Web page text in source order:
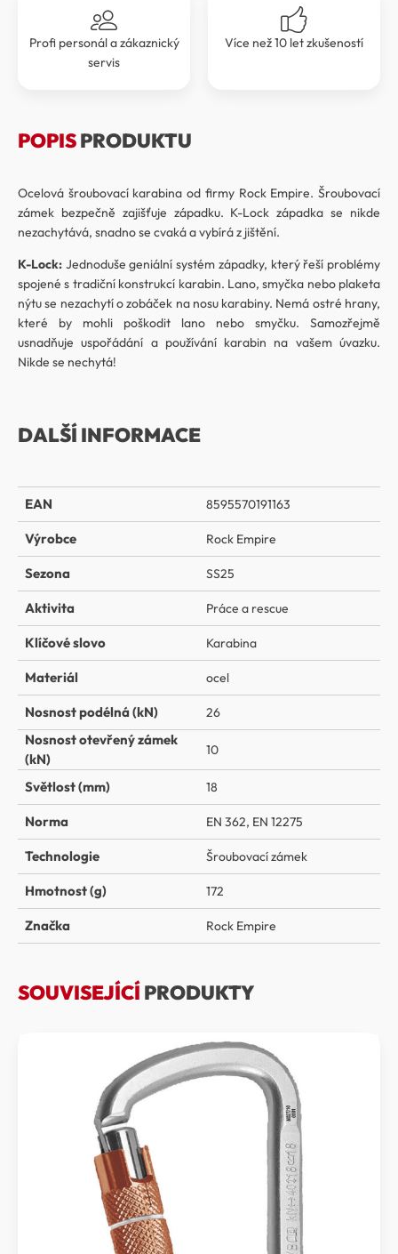
Profi personál a zákaznický
servis
Více než 10 let zkušeností
POPISPRODUKTU
Ocelová šroubovací karabina od firmy Rock Empire. Šroubovací
zámek bezpečně zajišťuje západku. K-Lock západka se nikde
nezachytává, snadno se cvaká a vybírá z jištění.
K-Lock: Jednoduše geniální systém západky, který řeší problémy
spojené s tradiční konstrukcí karabin. Lano, smyčka nebo plaketa
nýtu se nezachytí o zobáček na nosu karabiny. Nemá ostré hrany,
které by mohli poškodit lano nebo smyčku. Samozřejmě
usnadňuje uspořádání a používání karabin na vašem úvazku.
Nikde se nechytá!
DALŠÍ INFORMACE
EAN 8595570191163
Výrobce Rock Empire
Sezona SS25
Aktivita Práce a rescue
Klíčové slovo Karabina
Materiál ocel
Nosnost podélná (kN) 26
Nosnost otevřený zámek
(kN)
10
Světlost (mm) 18
Norma EN 362, EN 12275
Technologie Šroubovací zámek
Hmotnost (g) 172
Značka Rock Empire
SOUVISEJÍCÍ PRODUKTY